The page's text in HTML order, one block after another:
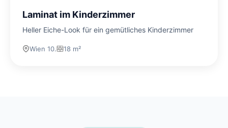
Laminat im Kinderzimmer
Heller Eiche-Look für ein gemütliches Kinderzimmer
Wien 10. 18 m²